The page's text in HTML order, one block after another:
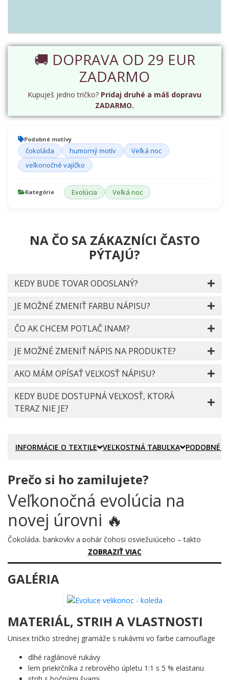
🚚 DOPRAVA OD 29 EUR
ZADARMO
Kupuješ jedno tričko? Pridaj druhé a máš dopravu
ZADARMO.
Podobné motívy
čokoláda humorný motív
Veľká noc
veľkonočné vajíčko
Kategórie Evolúcia Veľká noc
NA ČO SA ZÁKAZNÍCI ČASTO
PÝTAJÚ?
KEDY BUDE TOVAR ODOSLANÝ?
JE MOŽNÉ ZMENIŤ FARBU NÁPISU?
ČO AK CHCEM POTLAČ INAM?
JE MOŽNÉ ZMENIŤ NÁPIS NA PRODUKTE?
AKO MÁM OPÍSAŤ VEĽKOSŤ NÁPISU?
KEDY BUDE DOSTUPNÁ VEĽKOSŤ, KTORÁ
TERAZ NIE JE?
INFORMÁCIE O TEXTILE VEĽKOSTNÁ TABUĽKA PODOBNÉ
Prečo si ho zamilujete?
Veľkonočná evolúcia na
novej úrovni 🔥
Čokoláda, bankovky a pohár čohosi osviežujúceho – takto
vyzerá koleda pre dospelých. Zabudni na tradičné kraslice v
košíku a vitaj vo svete, kde Veľká noc konečne dospela.
Prečo je tento motív úžasný?
Tento motív zachytáva štyri ikonické symboly usporiadané do
Jedno zdobené vajíčko s ornamentmi naznačuje, kde všetko
začalo. Potom príde tabuľka čokolády, tučná hrsteň bankoviek
zopnutých gumičkou a napokon pohár s bublinkami – pretože
každá poriadna koleda si zaslúži dôstojné zakončenie. Celý
motív je vyhotovený čistými čiernymi obrysovými kresbami na
bielom podklade, čo mu dodáva elegantnú, humornou ľahkosť.
ZOBRAZIŤ VIAC
GALÉRIA
MATERIÁL, STRIH A VLASTNOSTI
Unisex tričko strednej gramáže s rukávmi vo farbe camouflage
dlhé raglánové rukávy
lem priekrčníka z rebrového úpletu 1:1 s 5 % elastanu